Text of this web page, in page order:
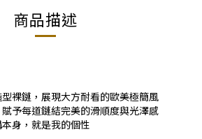
商品描述
裸鏈，展現大方耐看的歐美極簡風
予每道鏈結完美的滑順度與光澤感
身，就是我的個性